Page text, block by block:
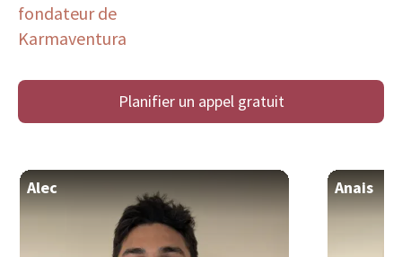
fondateur de
Karmaventura
Planifier un appel gratuit
Alec
Directeur et fondateur de Karmaventura
Nomade en quête de nature
Anais